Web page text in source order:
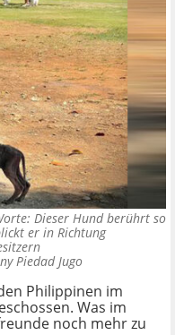
Dieser Hund berührt so
er in Richtung
Piedad Jugo
Philippinen im
Was im
noch mehr zu